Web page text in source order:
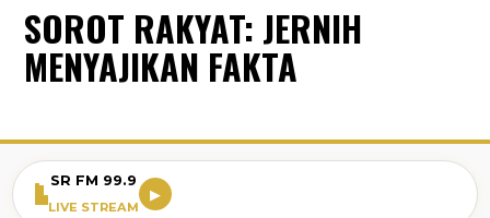
SOROT RAKYAT: JERNIH
MENYAJIKAN FAKTA
SR FM 99.9
LIVE STREAM
▶